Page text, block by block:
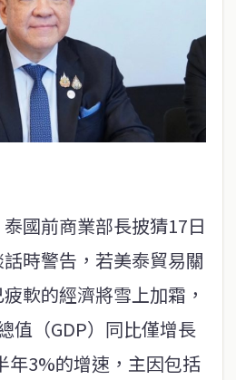
泰國前商業部長披猜17日
時警告，若美泰貿易關
軟的經濟將雪上加霜，
值（GDP）同比僅增長
年3%的增速，主因包括